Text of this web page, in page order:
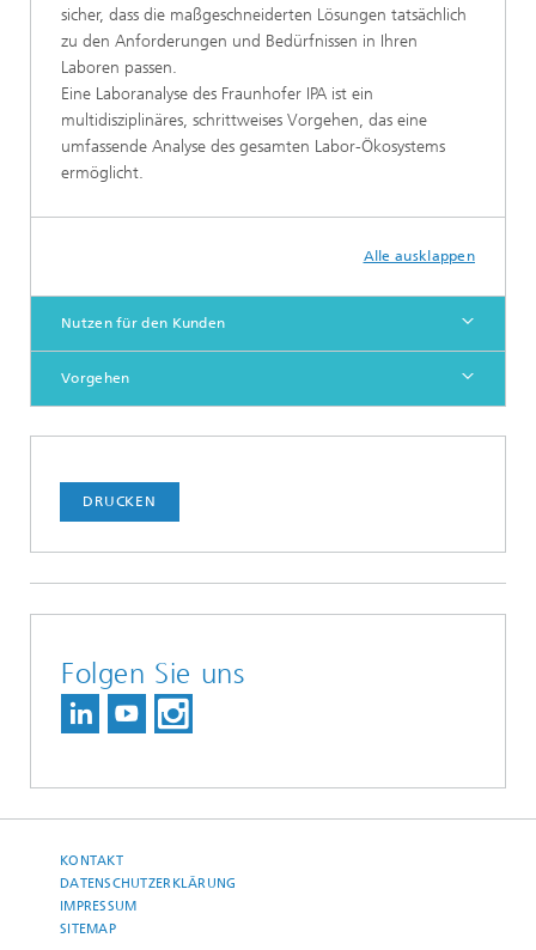
sicher, dass die maßgeschneiderten Lösungen tatsächlich
zu den Anforderungen und Bedürfnissen in Ihren
Laboren passen.
Eine Laboranalyse des Fraunhofer IPA ist ein
multidisziplinäres, schrittweises Vorgehen, das eine
umfassende Analyse des gesamten Labor-Ökosystems
ermöglicht.
Alle ausklappen
Nutzen für den Kunden
Vorgehen
DRUCKEN
Folgen Sie uns
KONTAKT
DATENSCHUTZERKLÄRUNG
IMPRESSUM
SITEMAP